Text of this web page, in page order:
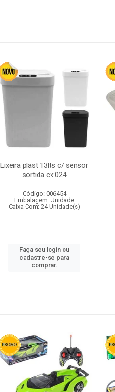
Lixeira plast 13lts c/ sensor
sortida cx:024
Código: 006454
Embalagem: Unidade
Caixa Com: 24 Unidade(s)
Faça seu login ou
cadastre-se para
comprar.